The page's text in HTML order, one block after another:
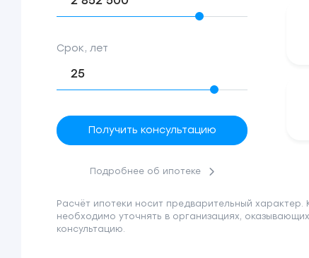
Срок, лет
Получить консультацию
Подробнее об ипотеке
Расчёт ипотеки носит предварительный
необходимо уточнять в организациях,
консультацию.